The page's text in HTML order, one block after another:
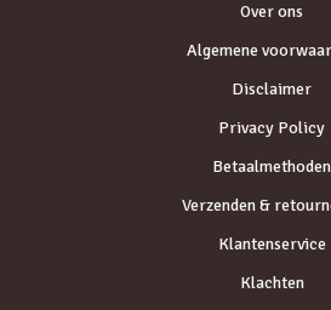
Over ons
Algemene
Disclaimer
Privacy Policy
Betaalmethoden
Verzenden &
Klantenservice
Klachten